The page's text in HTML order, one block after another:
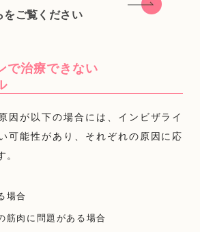
をご覧ください
で治療できない
因が以下の場合には、インビザライ
可能性があり、それぞれの原因に応
。
場合
筋肉に問題がある場合